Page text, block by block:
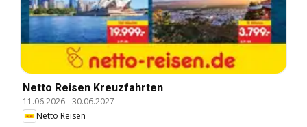
Netto Reisen Kreuzfahrten
11.06.2026-30.06.2027
Netto Reisen